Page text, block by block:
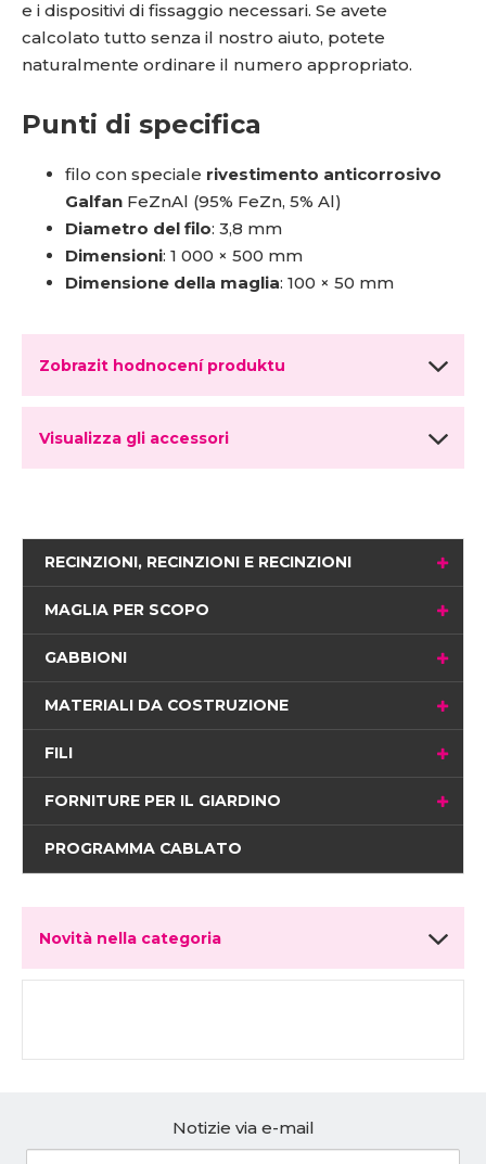
e i dispositivi di fissaggio necessari. Se avete
calcolato tutto senza il nostro aiuto, potete
naturalmente ordinare il numero appropriato.
Punti di specifica
filo con speciale rivestimento anticorrosivo
Galfan FeZnAl (95% FeZn, 5% Al)
Diametro del filo: 3,8 mm
Dimensioni: 1 000 × 500 mm
Dimensione della maglia: 100 × 50 mm
Zobrazit hodnocení produktu
Visualizza gli accessori
RECINZIONI, RECINZIONI E RECINZIONI
MAGLIA PER SCOPO
GABBIONI
MATERIALI DA COSTRUZIONE
FILI
FORNITURE PER IL GIARDINO
PROGRAMMA CABLATO
Novità nella categoria
Notizie via e-mail